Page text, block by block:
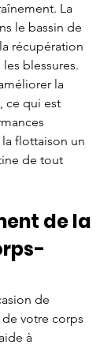
La
le bassin de
récupération
blessures.
la
ce qui est
flottaison un
de tout
de la
de
votre corps
à